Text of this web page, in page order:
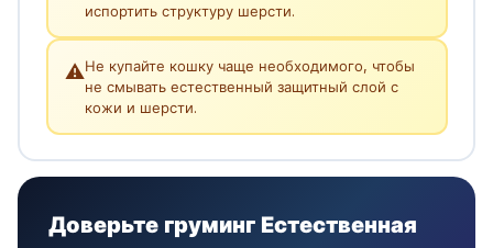
испортить структуру шерсти.
⚠️Не купайте кошку чаще необходимого, чтобы
не смывать естественный защитный слой с
кожи и шерсти.
Доверьте груминг Естественная